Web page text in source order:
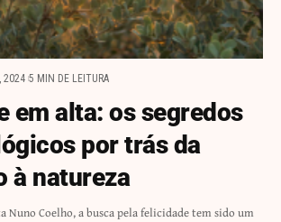
2024 5 MIN DE LEITURA
em alta: os segredos
por trás da
à natureza
Nuno Coelho, a busca pela felicidade tem sido um